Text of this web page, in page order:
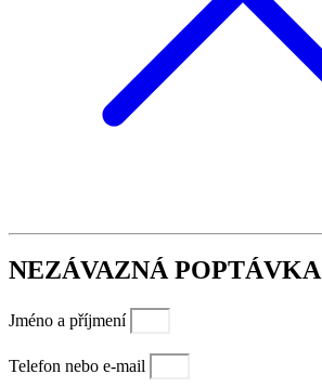
NEZÁVAZNÁ POPTÁVKA
Jméno a příjmení
Telefon nebo e-mail